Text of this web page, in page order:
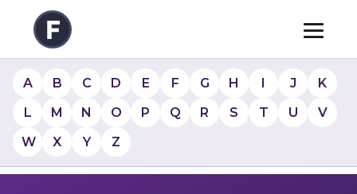
A B C D E F G H I J
K
L
M N O P Q R S T U
V
W
X Y Z